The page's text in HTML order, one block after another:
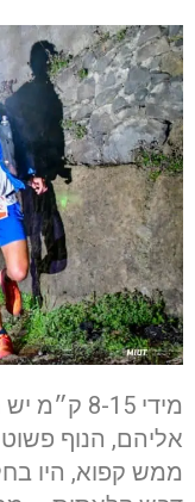
מידי 8-
אליהם, הנוף
ממש קפוא, היו